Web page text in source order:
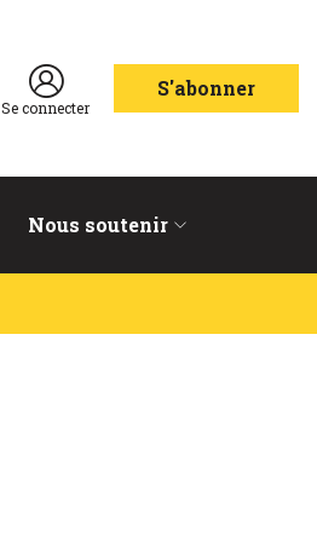
Se connecter
S'abonner
Nous soutenir